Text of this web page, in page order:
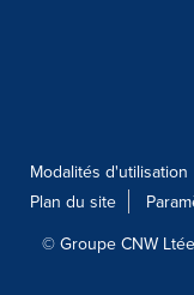
Modalités d'utilisation
Plan du site
© Groupe CNW